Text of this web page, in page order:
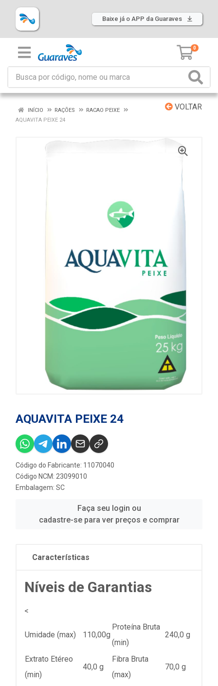
Baixe já o APP da Guaraves
0
VOLTAR
INÍCIO RAÇÕES
RACAO PEIXE
AQUAVITA PEIXE 24
AQUAVITA PEIXE 24
Código do Fabricante: 11070040
Código NCM: 23099010
Embalagem: SC
Faça seu login ou
cadastre-se para ver preços e comprar
Características
Níveis de Garantias
<
Umidade (max) 110,00g
Proteína Bruta
(min)
240,0 g
Extrato Etéreo
(min)
40,0 g
Fibra Bruta
(max)
70,0 g